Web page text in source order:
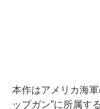
本作はアメリカ海
ップガン”に所属す